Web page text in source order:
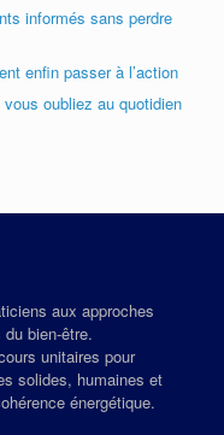
informés sans perdre
enfin passer à l’action
oubliez au quotidien
aux approches
bien‑être.
unitaires pour
solides, humaines et
énergétique.